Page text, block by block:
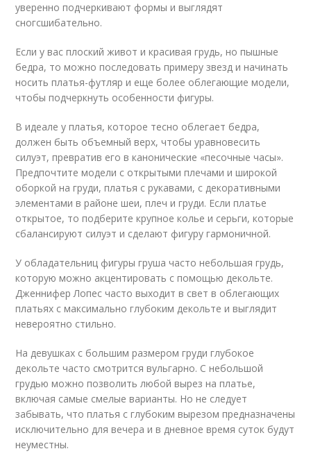
уверенно подчеркивают формы и выглядят
сногсшибательно.
Если у вас плоский живот и красивая грудь, но пышные
бедра, то можно последовать примеру звезд и начинать
носить платья-футляр и еще более облегающие модели,
чтобы подчеркнуть особенности фигуры.
В идеале у платья, которое тесно облегает бедра,
должен быть объемный верх, чтобы уравновесить
силуэт, превратив его в канонические «песочные часы».
Предпочтите модели с открытыми плечами и широкой
оборкой на груди, платья с рукавами, с декоративными
элементами в районе шеи, плеч и груди. Если платье
открытое, то подберите крупное колье и серьги, которые
сбалансируют силуэт и сделают фигуру гармоничной.
У обладательниц фигуры груша часто небольшая грудь,
которую можно акцентировать с помощью декольте.
Дженнифер Лопес часто выходит в свет в облегающих
платьях с максимально глубоким декольте и выглядит
невероятно стильно.
На девушках с большим размером груди глубокое
декольте часто смотрится вульгарно. С небольшой
грудью можно позволить любой вырез на платье,
включая самые смелые варианты. Но не следует
забывать, что платья с глубоким вырезом предназначены
исключительно для вечера и в дневное время суток будут
неуместны.